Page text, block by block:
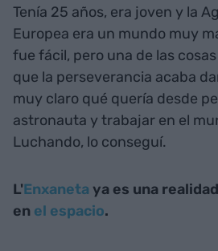
Tenía 25 años, era joven y la
Europea era un mundo muy
fue fácil, pero una de las
que la perseverancia acaba
muy claro qué quería desde
astronauta y trabajar en el
Luchando, lo conseguí.
L'Enxaneta ya es una
en el espacio.